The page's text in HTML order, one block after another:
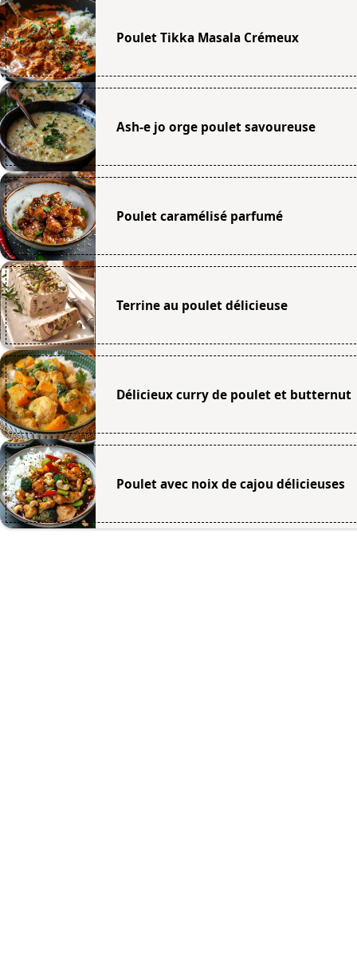
Poulet Tikka Masala Crémeux
Ash-e jo orge poulet savoureuse
Poulet caramélisé parfumé
Terrine au poulet délicieuse
Délicieux curry de poulet et butternut
Poulet avec noix de cajou délicieuses